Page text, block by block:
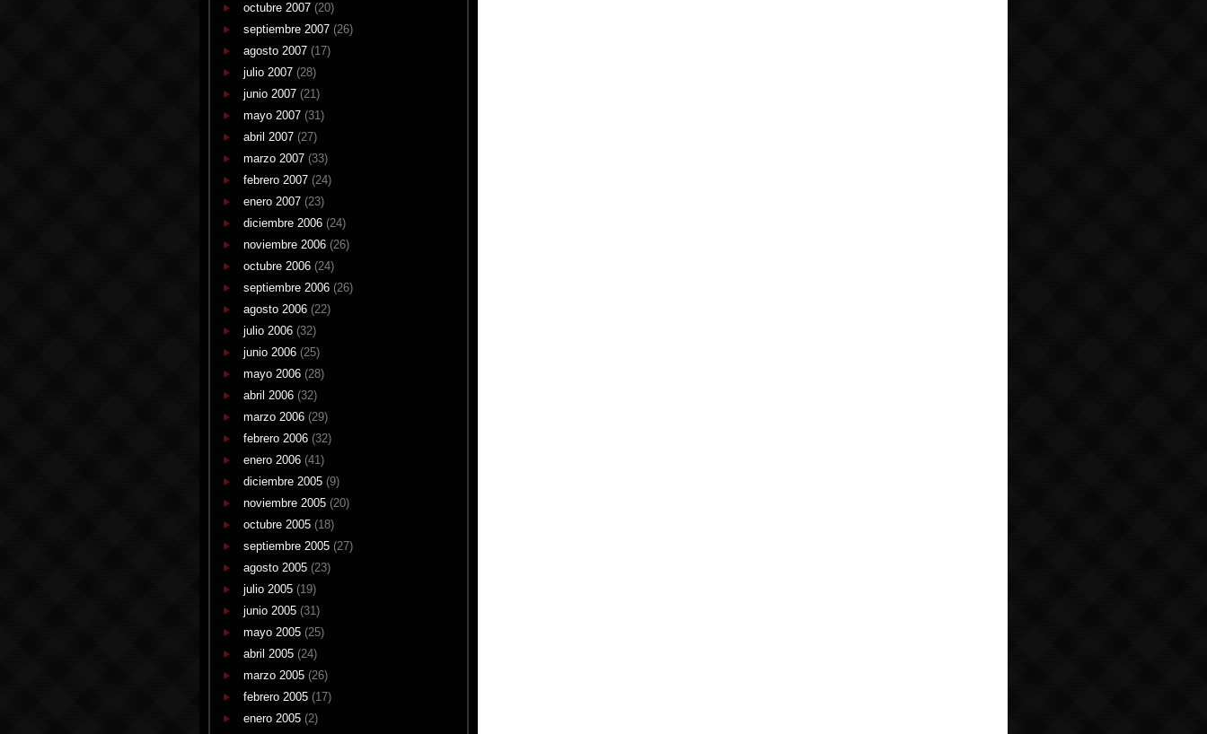
octubre 2007 (20)
septiembre 2007 (26)
agosto 2007 (17)
julio 2007 (28)
junio 2007 (21)
mayo 2007 (31)
abril 2007 (27)
marzo 2007 (33)
febrero 2007 (24)
enero 2007 (23)
diciembre 2006 (24)
noviembre 2006 (26)
octubre 2006 (24)
septiembre 2006 (26)
agosto 2006 (22)
julio 2006 (32)
junio 2006 (25)
mayo 2006 (28)
abril 2006 (32)
marzo 2006 (29)
febrero 2006 (32)
enero 2006 (41)
diciembre 2005 (9)
noviembre 2005 (20)
octubre 2005 (18)
septiembre 2005 (27)
agosto 2005 (23)
julio 2005 (19)
junio 2005 (31)
mayo 2005 (25)
abril 2005 (24)
marzo 2005 (26)
febrero 2005 (17)
enero 2005 (2)